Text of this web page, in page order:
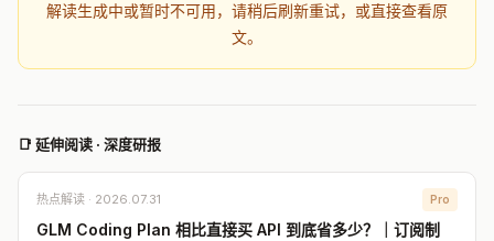
解读生成中或暂时不可用，请稍后刷新重试，或直接查看原
文。
📑 延伸阅读 · 深度研报
热点解读 · 2026.07.31 Pro
GLM Coding Plan 相比直接买 API 到底省多少？｜订阅制